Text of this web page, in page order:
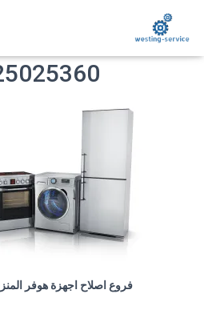
توكيل صيانة هوفر
فروع اصلاح اجهزة هوفر